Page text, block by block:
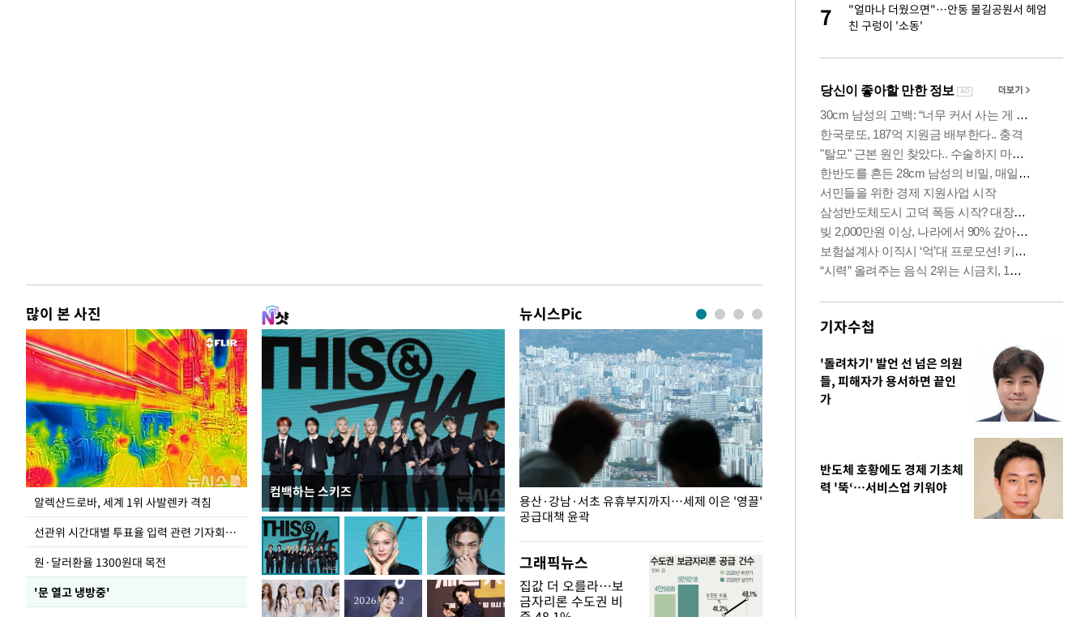
많이 본 사진
알렉산드로바, 세계 1위 사발렌카 격침
선관위 시간대별 투표율 입력 관련 기자회견하는 주진우 의원
원·달러환율 1300원대 목전
'문 열고 냉방중'
컴백하는 스키즈
뉴시스Pic
주유소 기름값 12주째 하락, L당 1천800원대
용산·강남·서초 유휴부지까지…세제 이은 '영끌'
공급대책 윤곽
극한 폭염에 바
도
그래픽뉴스
집값 더 오를라…보
금자리론 수도권 비
7
"얼마나 더웠으면"…안동 물길공원서 헤엄
친 구렁이 '소동'
기자수첩
'돌려차기' 발언 선 넘은 의원
들, 피해자가 용서하면 끝인
가
반도체 호황에도 경제 기초체
력 '뚝‘…서비스업 키워야